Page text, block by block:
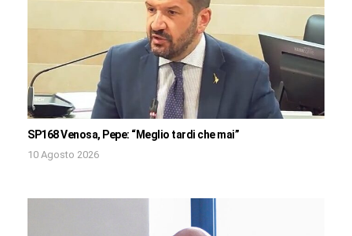
SP168 Venosa, Pepe: “Meglio tardi che mai”
10 Agosto 2026